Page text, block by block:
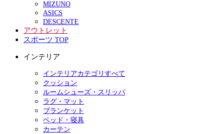
MIZUNO
ASICS
DESCENTE
アウトレット
スポーツ TOP
インテリア
インテリアカテゴリすべて
クッション
ルームシューズ・スリッパ
ラグ・マット
ブランケット
ベッド・寝具
カーテン